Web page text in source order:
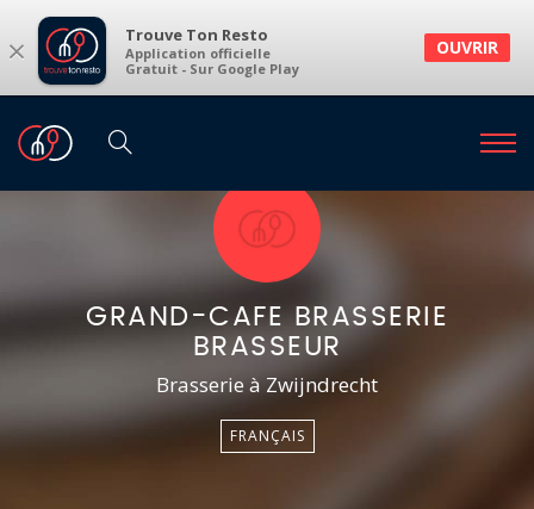
× Trouve Ton Resto
Application officielle
Gratuit - Sur Google Play
OUVRIR
GRAND-CAFE BRASSERIE
BRASSEUR
Brasserie à Zwijndrecht
FRANÇAIS